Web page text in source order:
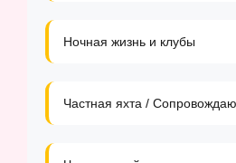
Ночная жизнь и клубы
Частная яхта /